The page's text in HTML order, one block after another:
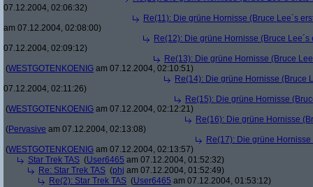
07.12.2004, 02:06:32)
Re(11): Die grüne Hornisse (Bruce Lee´s
am 07.12.2004, 02:08:00)
Re(12): Die grüne Hornisse (Bruce
07.12.2004, 02:09:12)
Re(13): Die grüne Hornisse (Bruce
(WESTGOTENKOENIG am 07.12.2004, 02:10:51)
Re(14): Die grüne Hornisse (Bruce
07.12.2004, 02:11:26)
Re(15): Die grüne Hornisse
(WESTGOTENKOENIG am 07.12.2004, 02:12:21)
Re(16): Die grüne Hornisse
(Pervasive am 07.12.2004, 02:13:08)
Re(17): Die grüne
(WESTGOTENKOENIG am 07.12.2004, 02:13:57)
Star Trek TAS (User6465 am 07.12.2004, 01:52:32)
Re: Star Trek TAS (phj am 07.12.2004, 01:52:49)
Re(2): Star Trek TAS (User6465 am 07.12.2004, 01:53:12)